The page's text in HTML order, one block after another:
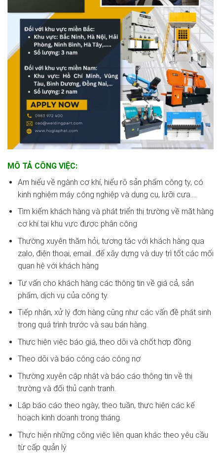
MÔ TẢ CÔNG VIỆC:
Am hiểu về ngành cơ khí, hiểu rõ sản phẩm công ty, có
kinh nghiệm máy công nghiệp và dụng cụ, lưỡi cưa….
Tìm kiếm khách hàng và phát triển thị trường về mặt hàng
cơ khí tại khu vực được phân công
Thường xuyên thăm hỏi, tương tác với khách hàng qua
zalo, điện thoại, email…để xây dựng và duy trì tốt các mối
quan hệ với khách hàng
Tư vấn cho khách hàng các thông tin về giá cả, sản
phẩm, dịch vụ của công ty.
Tiếp nhận, xử lý đơn hàng cũng như các vấn đề phát sinh
trong quá trình trước và sau bán hàng.
Thực hiện việc báo giá, theo dõi và chốt hợp đồng
Theo dõi và báo công cáo công nợ
Thường xuyên cập nhật và báo cáo thông tin về thị
trường và đối thủ cạnh tranh.
Lập báo cáo theo ngày, theo tuần, thực hiện các kế
hoạch kinh doanh trong tháng.
Thực hiện những công việc liên quan khác theo yêu cầu
từ cấp quản lý